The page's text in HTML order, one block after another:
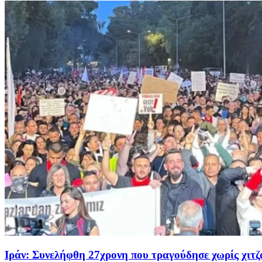
Ιράν: Συνελήφθη 27χρονη που τραγούδησε χωρίς